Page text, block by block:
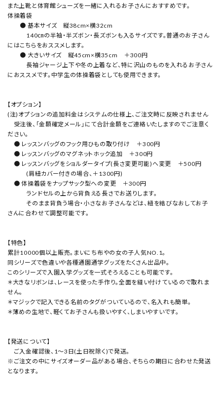
また上靴と体育館シューズを一緒に入れるお子さんにおすすめです。
体操着袋
● 基本サイズ 縦38cm×横32cm
140㎝の半袖・半ズボン・長ズボンも入るサイズです。普通のお子さん
にはこちらをおススメします。
● 大きいサイズ 縦45cm×横35cm ＋300円
長袖ジャージ上下や冬の上着など、特に沢山のものを入れるお子さん
におススメです。中学生の体操着袋としても使用できます。
【オプション】
(注)オプションの追加料金はシステムの仕様上、ご注文時に反映されません
受注後、「金額確定メール」にて合計金額をご連絡いたしますのでご注意く
ださい。
● レッスンバッグのフック用ひもの取り付け ＋300円
● レッスンバッグのマグネットホック追加 ＋300円
● レッスンバッグをショルダータイプ(長さ変更可能)へ変更 ＋500円
(肩紐カバー付きの場合、＋1300円)
● 体操着袋をナップサック型への変更 ＋300円
ランドセルの上から背負える長さでお送りします。
そのまま背負う場合・小さなお子さんなどは、紐を結びなおしてお子
さんに合わせて調整可能です。
【特色】
累計10000個以上販売。まいにち布やの女の子人気NO.1。
同シリーズで色違いや各種通園通学グッズをたくさん出品中。
このシリーズで入園入学グッズを一式そろえることも可能です。
＊大きなリボンは、レースを使った手作り。全面を縫い付けているので取れま
せん。
＊マジックで記入できる名前のタグがついているので、名入れも簡単。
＊薄めの生地で、軽くてお子さんも扱いやすく、しまいやすいです。
【発送について】
ご入金確認後、1～3日(土日祝除く)で発送。
※ご注文の中にサイズオーダー品がある場合、そちらの期日に合わせた発送
となります。